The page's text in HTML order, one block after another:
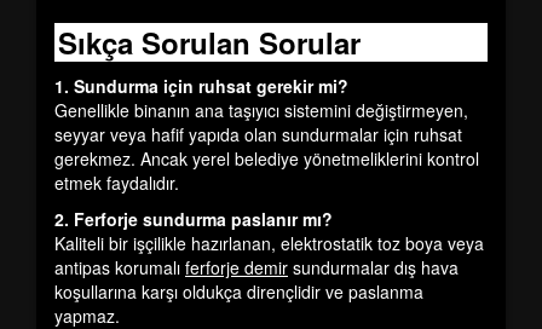
Sıkça Sorulan Sorular
1. Sundurma için ruhsat gerekir mi?
Genellikle binanın ana taşıyıcı sistemini değiştirmeyen,
seyyar veya hafif yapıda olan sundurmalar için ruhsat
gerekmez. Ancak yerel belediye yönetmeliklerini kontrol
etmek faydalıdır.
2. Ferforje sundurma paslanır mı?
Kaliteli bir işçilikle hazırlanan, elektrostatik toz boya veya
antipas korumalı ferforje demir sundurmalar dış hava
koşullarına karşı oldukça dirençlidir ve paslanma
yapmaz.